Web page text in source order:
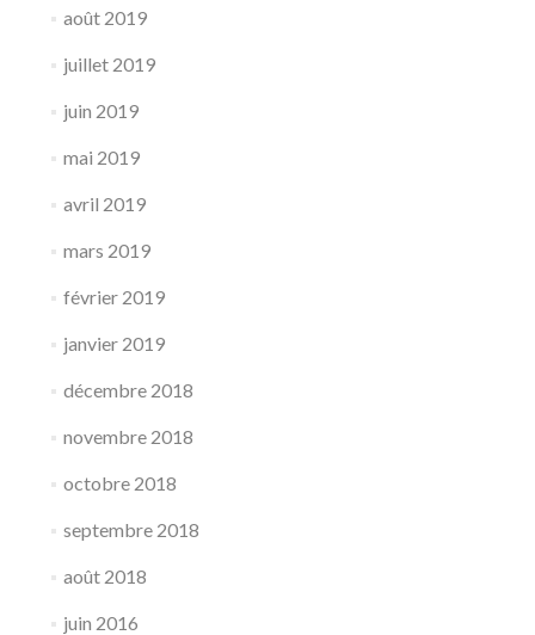
août 2019
juillet 2019
juin 2019
mai 2019
avril 2019
mars 2019
février 2019
janvier 2019
décembre 2018
novembre 2018
octobre 2018
septembre 2018
août 2018
juin 2016